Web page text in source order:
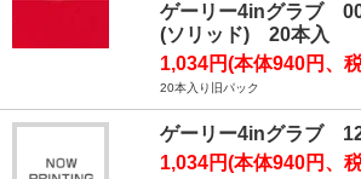
ゲーリー4inグラブ
(ソリッド) 20本入
1,034円(本体940円、
20本入り旧パック
ゲーリー4inグラブ
1,034円(本体940円、